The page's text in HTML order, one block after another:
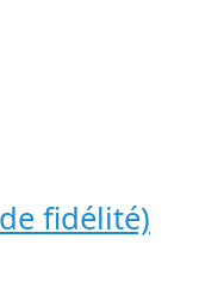
fidélité)